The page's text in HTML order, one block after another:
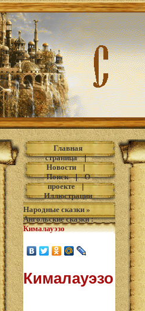
Главная
страница|
Новости|
Поиск|О
проекте|
Иллюстрации
Народные сказки »
Ангольские сказки:
Кималауэзо
Кималауэзо